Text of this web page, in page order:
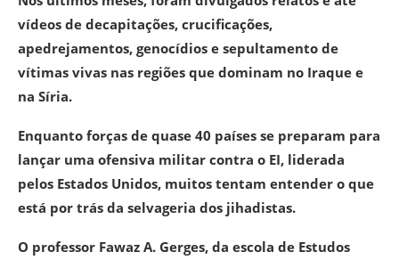
vídeos de decapitações, crucificações,
apedrejamentos, genocídios e sepultamento de
vítimas vivas nas regiões que dominam no Iraque e
na Síria.
Enquanto forças de quase 40 países se preparam para
lançar uma ofensiva militar contra o EI, liderada
pelos Estados Unidos, muitos tentam entender o que
está por trás da selvageria dos jihadistas.
O professor Fawaz A. Gerges, da escola de Estudos